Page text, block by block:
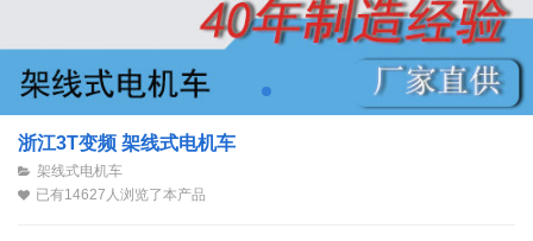
浙江3T变频 架线式电机车
架线式电机车
已有14627人浏览了本产品